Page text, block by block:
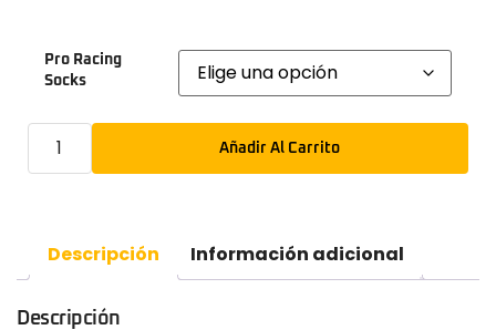
Pro Racing
Socks
Añadir Al Carrito
Descripción Información adicional
Descripción